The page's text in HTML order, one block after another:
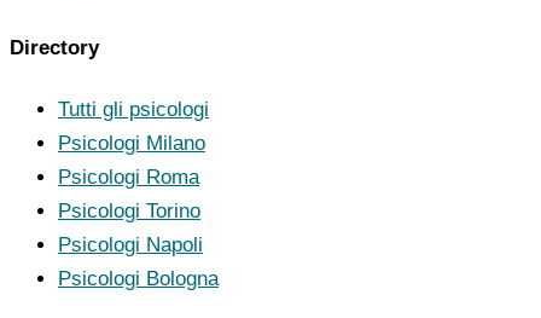
Directory
Tutti gli psicologi
Psicologi Milano
Psicologi Roma
Psicologi Torino
Psicologi Napoli
Psicologi Bologna